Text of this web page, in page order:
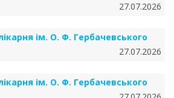
27.07.2026
ім. О. Ф. Гербачевського
27.07.2026
ім. О. Ф. Гербачевського